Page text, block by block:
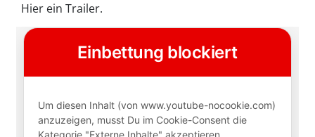
Hier ein Trailer.